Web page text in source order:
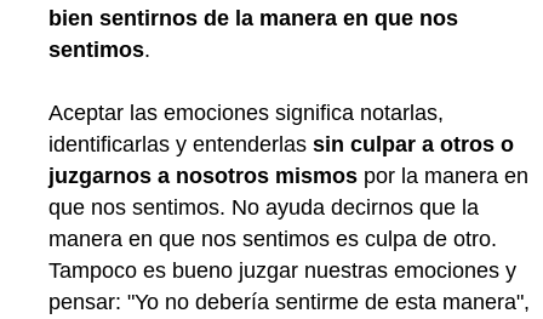
bien sentirnos de la manera en que nos
sentimos.
Aceptar las emociones significa notarlas,
identificarlas y entenderlas sin culpar a otros o
juzgarnos a nosotros mismos por la manera en
que nos sentimos. No ayuda decirnos que la
manera en que nos sentimos es culpa de otro.
Tampoco es bueno juzgar nuestras emociones y
pensar: "Yo no debería sentirme de esta manera",